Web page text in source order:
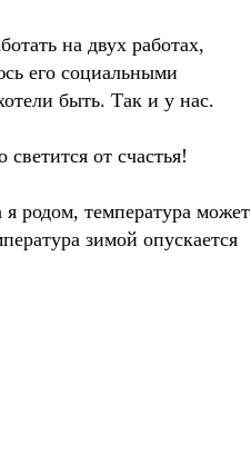
на двух работах,
его социальными
быть. Так и у нас.
от счастья!
родом, температура может
зимой опускается